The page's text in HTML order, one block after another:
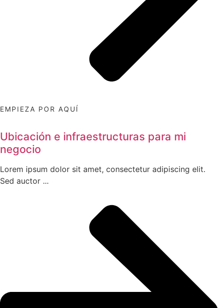
EMPIEZA POR AQUÍ
Ubicación e infraestructuras para mi
negocio
Lorem ipsum dolor sit amet, consectetur adipiscing elit.
Sed auctor ...